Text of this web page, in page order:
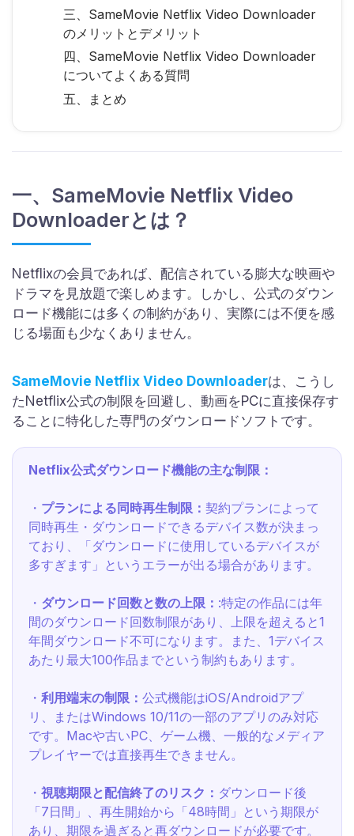
三、SameMovie Netflix Video Downloader
のメリットとデメリット
四、SameMovie Netflix Video Downloader
についてよくある質問
五、まとめ
一、SameMovie Netflix Video
Downloaderとは？
Netflixの会員であれば、配信されている膨大な映画や
ドラマを見放題で楽しめます。しかし、公式のダウン
ロード機能には多くの制約があり、実際には不便を感
じる場面も少なくありません。
SameMovie Netflix Video Downloaderは、こうし
たNetflix公式の制限を回避し、動画をPCに直接保存す
ることに特化した専門のダウンロードソフトです。
Netflix公式ダウンロード機能の主な制限：
・ プランによる同時再生制限： 契約プランによって
同時再生・ダウンロードできるデバイス数が決まっ
ており、「ダウンロードに使用しているデバイスが
多すぎます」というエラーが出る場合があります。
・ ダウンロード回数と数の上限： :特定の作品には年
間のダウンロード回数制限があり、上限を超えると1
年間ダウンロード不可になります。また、1デバイス
あたり最大100作品までという制約もあります。
・ 利用端末の制限： 公式機能はiOS/Androidアプ
リ、またはWindows 10/11の一部のアプリのみ対応
です。Macや古いPC、ゲーム機、一般的なメディア
プレイヤーでは直接再生できません。
・ 視聴期限と配信終了のリスク： ダウンロード後
「7日間」、再生開始から「48時間」という期限が
あり、期限を過ぎると再ダウンロードが必要です。